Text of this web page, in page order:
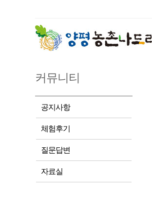
커뮤니티
공지사항
체험후기
질문답변
자료실